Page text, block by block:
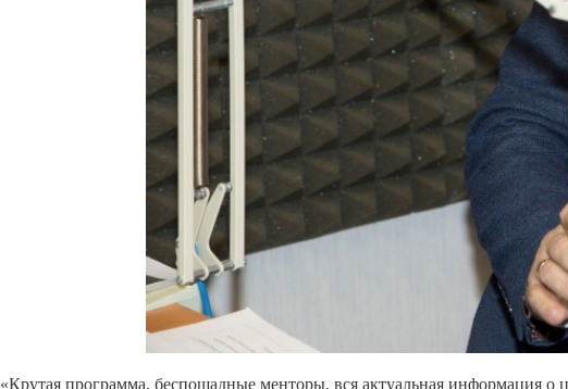
«Крутая программа, беспощадные менторы, вся актуальная информация о